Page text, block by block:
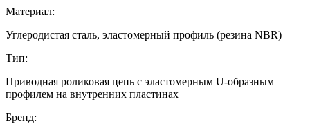
Материал:
Углеродистая сталь, эластомерный профиль (резина NBR)
Тип:
Приводная роликовая цепь с эластомерным U-образным
профилем на внутренних пластинах
Бренд: